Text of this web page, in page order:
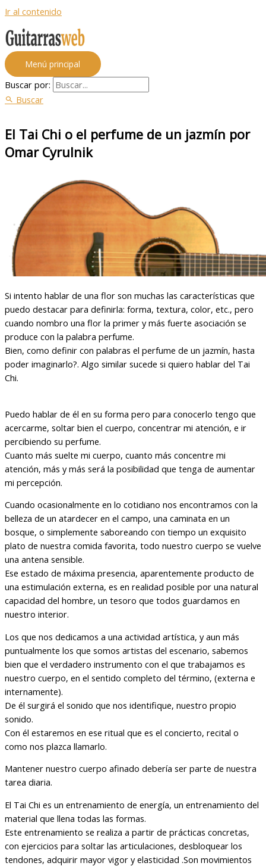
Ir al contenido
Menú principal
Buscar por:
Buscar
El Tai Chi o el perfume de un jazmín por
Omar Cyrulnik
Si intento hablar de una flor son muchas las características que
puedo destacar para definirla: forma, textura, color, etc., pero
cuando nombro una flor la primer y más fuerte asociación se
produce con la palabra perfume.
Bien, como definir con palabras el perfume de un jazmín, hasta
poder imaginarlo?. Algo similar sucede si quiero hablar del Tai
Chi.
Puedo hablar de él en su forma pero para conocerlo tengo que
acercarme, soltar bien el cuerpo, concentrar mi atención, e ir
percibiendo su perfume.
Cuanto más suelte mi cuerpo, cuanto más concentre mi
atención, más y más será la posibilidad que tenga de aumentar
mi percepción.
Cuando ocasionalmente en lo cotidiano nos encontramos con la
belleza de un atardecer en el campo, una caminata en un
bosque, o simplemente saboreando con tiempo un exquisito
plato de nuestra comida favorita, todo nuestro cuerpo se vuelve
una antena sensible.
Ese estado de máxima presencia, aparentemente producto de
una estimulación externa, es en realidad posible por una natural
capacidad del hombre, un tesoro que todos guardamos en
nuestro interior.
Los que nos dedicamos a una actividad artística, y aun más
puntualmente los que somos artistas del escenario, sabemos
bien que el verdadero instrumento con el que trabajamos es
nuestro cuerpo, en el sentido completo del término, (externa e
internamente).
De él surgirá el sonido que nos identifique, nuestro propio
sonido.
Con él estaremos en ese ritual que es el concierto, recital o
como nos plazca llamarlo.
Mantener nuestro cuerpo afinado debería ser parte de nuestra
tarea diaria.
El Tai Chi es un entrenamiento de energía, un entrenamiento del
material que llena todas las formas.
Este entrenamiento se realiza a partir de prácticas concretas,
con ejercicios para soltar las articulaciones, desbloquear los
tendones, adquirir mayor vigor y elasticidad .Son movimientos